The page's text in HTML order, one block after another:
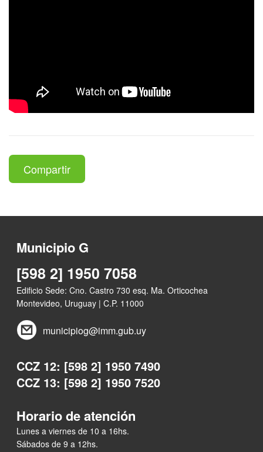
Compartir
Municipio G
[598 2] 1950 7058
Edificio Sede: Cno. Castro 730 esq. Ma. Orticochea
Montevideo, Uruguay | C.P. 11000
municipiog@imm.gub.uy
CCZ 12: [598 2] 1950 7490
CCZ 13: [598 2] 1950 7520
Horario de atención
Lunes a viernes de 10 a 16hs.
Sábados de 9 a 12hs.